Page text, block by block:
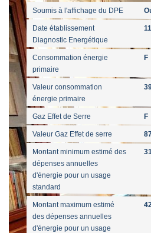
Soumis à l'affichage du DPE
Date établissement
Diagnostic Energétique
Consommation énergie
primaire
F
Valeur consommation
énergie primaire
Gaz Effet de Serre F
Valeur Gaz Effet de serre
Montant minimum estimé des
dépenses annuelles
d'énergie pour un usage
standard
Montant maximum estimé
des dépenses annuelles
d'énergie pour un usage